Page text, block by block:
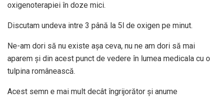
oxigenoterapiei în doze mici.
Discutam undeva intre 3 până la 5l de oxigen pe minut.
Ne-am dori să nu existe așa ceva, nu ne am dori să mai
aparem și din acest punct de vedere în lumea medicala cu o
tulpina românească.
Acest semn e mai mult decât îngrijorător și anume